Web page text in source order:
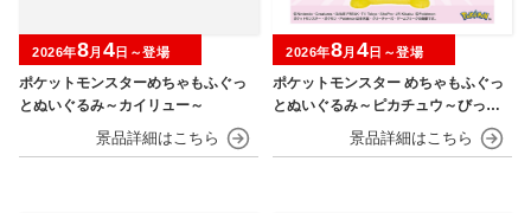
ポケットモンスターめちゃもふぐっ
とぬいぐるみ～カイリュー～
2026年8月 4日～登場
ポケットモンスター めちゃもふぐっ
とぬいぐるみ～ピカチュウ～びっく
2026年8月 4日～登場